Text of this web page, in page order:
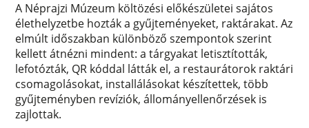
A Néprajzi Múzeum költözési előkészületei sajátos
élethelyzetbe hozták a gyűjteményeket, raktárakat. Az
elmúlt időszakban különböző szempontok szerint
kellett átnézni mindent: a tárgyakat letisztították,
lefotózták, QR kóddal látták el, a restaurátorok raktári
csomagolásokat, installálásokat készítettek, több
gyűjteményben revíziók, állományellenőrzések is
zajlottak.